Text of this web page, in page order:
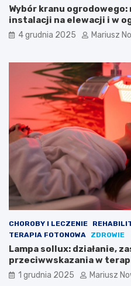
Wybór kranu
instalacji na elewacji i w
4 grudnia 2025 Mariusz
CHOROBY I LECZENIE
TERAPIA FOTONOWA
ZDROWIE
Lampa sollux: działanie,
przeciwwskazania w
1 grudnia 2025 Mariusz